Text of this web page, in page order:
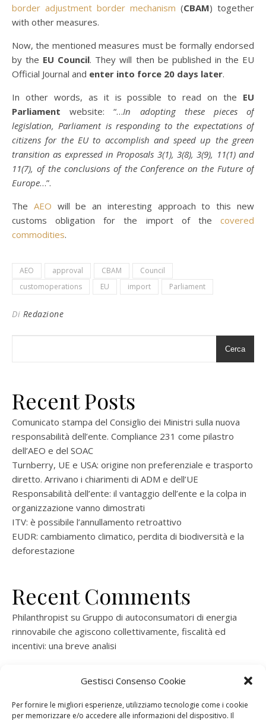
Gestisci Consenso Cookie
Per fornire le migliori esperienze, utilizziamo tecnologie come i cookie
per memorizzare e/o accedere alle informazioni del dispositivo. Il
border adjustment border mechanism (CBAM) together
with other measures.
Now, the mentioned measures must be formally endorsed
by the EU Council. They will then be published in the EU
Official Journal and enter into force 20 days later.
In other words, as it is possible to read on the EU
Parliament website: “…In adopting these pieces of
legislation, Parliament is responding to the expectations of
citizens for the EU to accomplish and speed up the green
transition as expressed in Proposals 3(1), 3(8), 3(9), 11(1) and
11(7), of the conclusions of the Conference on the Future of
Europe…”.
The AEO will be an interesting approach to this new
customs obligation for the import of the covered
commodities.
AEO approval CBAM
Council
customoperations
EU import Parliament
Di Redazione
Cerca
Recent Posts
Comunicato stampa del Consiglio dei Ministri sulla nuova
responsabilità dell’ente. Compliance 231 come pilastro
dell’AEO e del SOAC
Turnberry, UE e USA: origine non preferenziale e trasporto
diretto. Arrivano i chiarimenti di ADM e dell’UE
Responsabilità dell’ente: il vantaggio dell’ente e la colpa in
organizzazione vanno dimostrati
ITV: è possibile l’annullamento retroattivo
EUDR: cambiamento climatico, perdita di biodiversità e la
deforestazione
Recent Comments
Philanthropist su Gruppo di autoconsumatori di energia
rinnovabile che agiscono collettivamente, fiscalità ed
incentivi: una breve analisi
rinnovabile che agiscono collettivamente, fiscalità ed